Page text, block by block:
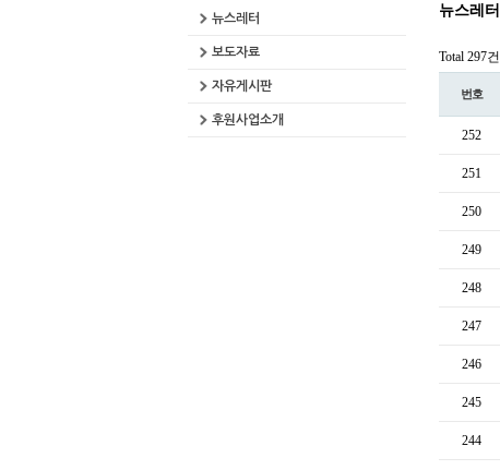
뉴스레터
보도자료
자유게시판
후원사업소개
뉴스레터
Total 297건
번호
252
251
250
249
248
247
246
245
244